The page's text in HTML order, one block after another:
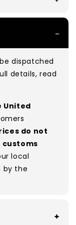
condition
they are
defects
used
may
holes, or
all items, a
Condition
and some
dispatched
details, read
United
do not
customs
local
by the